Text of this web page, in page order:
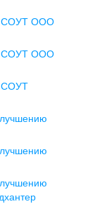
СОУТ ООО
СОУТ ООО
СОУТ